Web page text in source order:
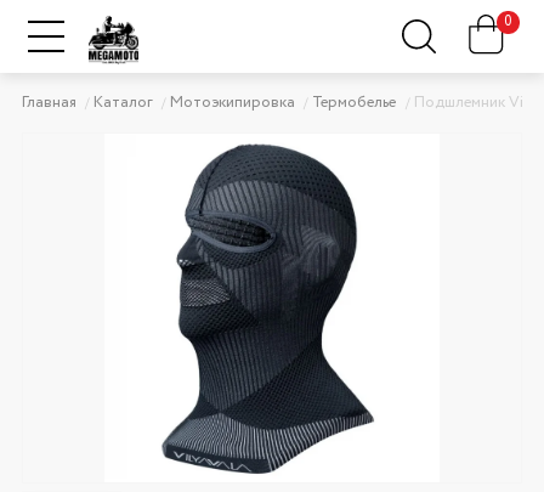
0
Главная Каталог Мотоэкипировка Термобелье Подшлемник